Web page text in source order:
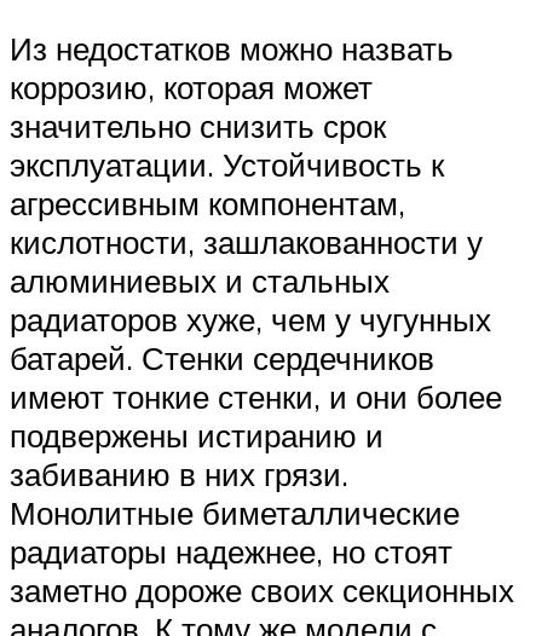
Из недостатков можно назвать
коррозию, которая может
значительно снизить срок
эксплуатации. Устойчивость к
агрессивным компонентам,
кислотности, зашлакованности у
алюминиевых и стальных
радиаторов хуже, чем у чугунных
батарей. Стенки сердечников
имеют тонкие стенки, и они более
подвержены истиранию и
забиванию в них грязи.
Монолитные биметаллические
радиаторы надежнее, но стоят
заметно дороже своих секционных